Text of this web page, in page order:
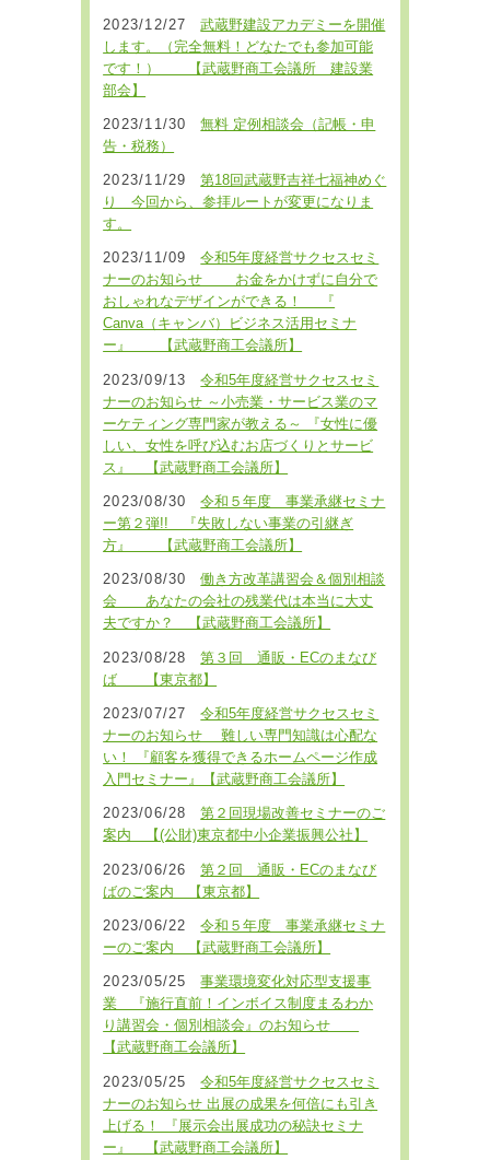
2023/12/27
武蔵野建設アカデミーを開催
します。（完全無料！どなたでも参加可能
です！） 【武蔵野商工会議所 建設業
部会】
2023/11/30
無料 定例相談会（記帳・申
告・税務）
2023/11/29
第18回武蔵野吉祥七福神めぐ
り 今回から、参拝ルートが変更になりま
す。
2023/11/09
令和5年度経営サクセスセミ
ナーのお知らせ お金をかけずに自分で
おしゃれなデザインができる！ 『
Canva（キャンバ）ビジネス活用セミナ
ー』 【武蔵野商工会議所】
2023/09/13
令和5年度経営サクセスセミ
ナーのお知らせ ～小売業・サービス業のマ
ーケティング専門家が教える～ 『女性に優
しい、女性を呼び込むお店づくりとサービ
ス』 【武蔵野商工会議所】
2023/08/30
令和５年度 事業承継セミナ
ー第２弾!! 『失敗しない事業の引継ぎ
方』 【武蔵野商工会議所】
2023/08/30
働き方改革講習会＆個別相談
会 あなたの会社の残業代は本当に大丈
夫ですか？ 【武蔵野商工会議所】
2023/08/28
第３回 通販・ECのまなび
ば 【東京都】
2023/07/27
令和5年度経営サクセスセミ
ナーのお知らせ 難しい専門知識は心配な
い！ 『顧客を獲得できるホームページ作成
入門セミナー』【武蔵野商工会議所】
2023/06/28
第２回現場改善セミナーのご
案内 【(公財)東京都中小企業振興公社】
2023/06/26
第２回 通販・ECのまなび
ばのご案内 【東京都】
2023/06/22
令和５年度 事業承継セミナ
ーのご案内 【武蔵野商工会議所】
2023/05/25
事業環境変化対応型支援事
業 『施行直前！インボイス制度まるわか
り講習会・個別相談会』のお知らせ
【武蔵野商工会議所】
2023/05/25
令和5年度経営サクセスセミ
ナーのお知らせ 出展の成果を何倍にも引き
上げる！ 『展示会出展成功の秘訣セミナ
ー』 【武蔵野商工会議所】